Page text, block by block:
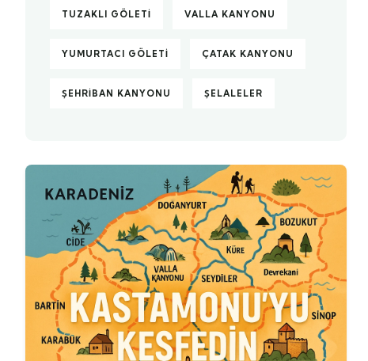
TUZAKLI GÖLETI VALLA KANYONU
YUMURTACI GÖLETI ÇATAK KANYONU
ŞEHRIBAN KANYONU ŞELALELER